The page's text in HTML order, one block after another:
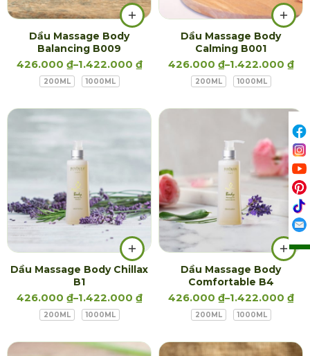
Dầu Massage Body
Balancing B009
426.000 ₫–1.422.000 ₫
200ML 1000ML
Dầu Massage Body
Calming B001
426.000 ₫–1.422.000 ₫
200ML 1000ML
Dầu Massage Body Chillax
B1
426.000 ₫–1.422.000 ₫
200ML 1000ML
Dầu Massage Body
Comfortable B4
426.000 ₫–1.422.000 ₫
200ML 1000ML